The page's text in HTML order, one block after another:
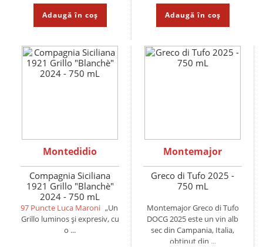
Adaugă în coș Adaugă în coș
Montedidio
Compagnia Siciliana
1921 Grillo "Blanchè"
2024 - 750 mL
97 Puncte Luca Maroni „Un
Grillo luminos și expresiv, cu
o ...
Montemajor
Greco di Tufo 2025 -
750 mL
Montemajor Greco di Tufo
DOCG 2025 este un vin alb
sec din Campania, Italia,
obținut din ...